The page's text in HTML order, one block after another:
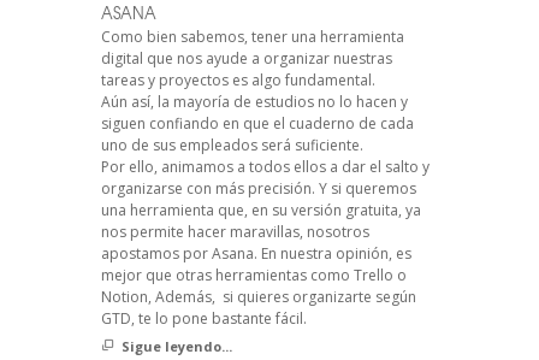
ASANA
Como bien sabemos, tener una herramienta
digital que nos ayude a organizar nuestras
tareas y proyectos es algo fundamental.
Aún así, la mayoría de estudios no lo hacen y
siguen confiando en que el cuaderno de cada
uno de sus empleados será suficiente.
Por ello, animamos a todos ellos a dar el salto y
organizarse con más precisión. Y si queremos
una herramienta que, en su versión gratuita, ya
nos permite hacer maravillas, nosotros
apostamos por Asana. En nuestra opinión, es
mejor que otras herramientas como Trello o
Notion, Además, si quieres organizarte según
GTD, te lo pone bastante fácil.
Sigue leyendo...